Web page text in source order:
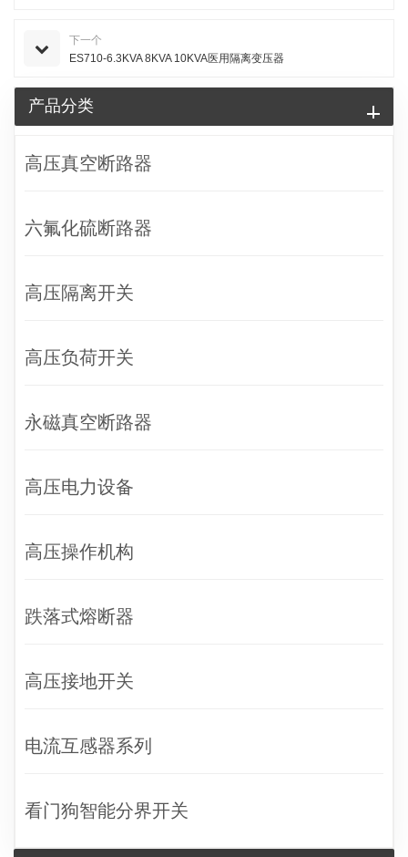
下一个
ES710-6.3KVA 8KVA 10KVA医用隔离变压器
产品分类
高压真空断路器
六氟化硫断路器
高压隔离开关
高压负荷开关
永磁真空断路器
高压电力设备
高压操作机构
跌落式熔断器
高压接地开关
电流互感器系列
看门狗智能分界开关